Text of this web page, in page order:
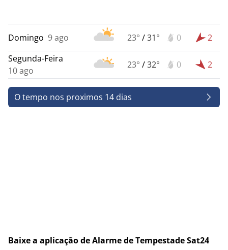
Domingo 9 ago 23° /31° 0
2
Segunda-Feira
10 ago
23° /32° 0 2
O tempo nos proximos 14 dias
Baixe a aplicação de Alarme de Tempestade Sat24